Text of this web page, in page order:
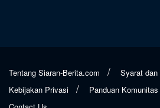
Tentang Siaran-Berita.com
Syarat
Kebijakan Privasi
Panduan Komunitas